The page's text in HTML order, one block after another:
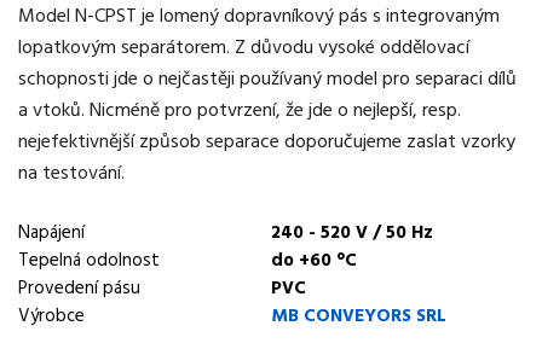
Model N-CPST je lomený dopravníkový pás s integrovaným
lopatkovým separátorem. Z důvodu vysoké oddělovací
schopnosti jde o nejčastěji používaný model pro separaci dílů
a vtoků. Nicméně pro potvrzení, že jde o nejlepší, resp.
nejefektivnější způsob separace doporučujeme zaslat vzorky
na testování.
Napájení
240 - 520 V / 50 Hz
Tepelná odolnost
do +60 °C
Provedení pásu
PVC
Výrobce
MB CONVEYORS SRL